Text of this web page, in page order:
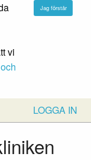
vi
LOGGA IN